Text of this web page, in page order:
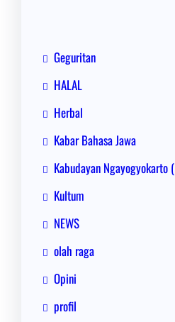
Geguritan
HALAL
Herbal
Kabar Bahasa Jawa
Kabudayan Ngayogyokarto
Kultum
NEWS
olah raga
Opini
profil